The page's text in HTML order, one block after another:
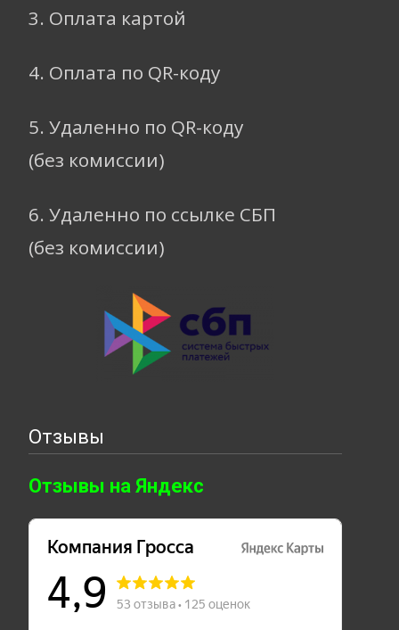
3. Оплата картой
4. Оплата по QR-коду
5. Удаленно по QR-коду
(без комиссии)
6. Удаленно по ссылке СБП
(без комиссии)
Отзывы
Отзывы на Яндекс